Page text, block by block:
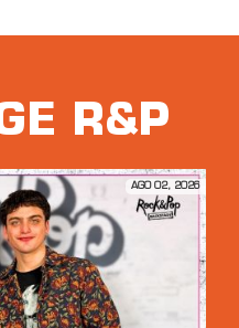
R&P
AGO 02, 2026